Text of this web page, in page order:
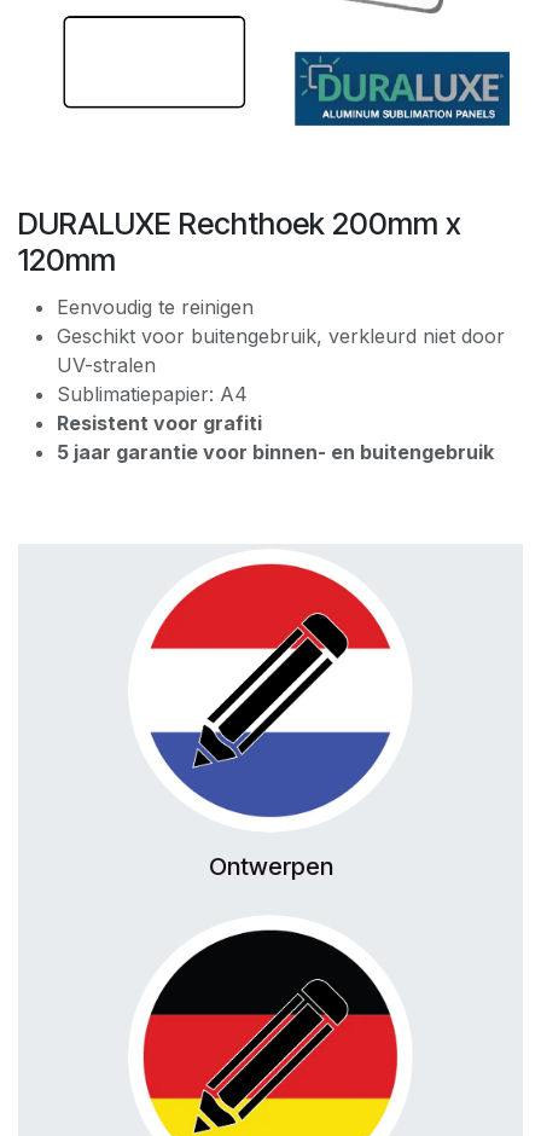
DURALUXE Rechthoek 200mm x
120mm
Eenvoudig te reinigen
Geschikt voor buitengebruik, verkleurd niet door
UV-stralen
Sublimatiepapier: A4
Resistent voor grafiti
5 jaar garantie voor binnen- en buitengebruik
Ontwerpen